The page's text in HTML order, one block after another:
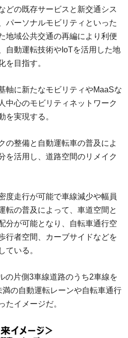
どの既存サービスと新交通シス
パーソナルモビリティといった
地域公共交通の再編により利便
自動運転技術やIoTを活用した地
を目指す。
軸に新たなモビリティやMaaSな
中心のモビリティネットワーク
を実現する。
整備と自動運転車の普及によ
を活用し、道路空間のリメイク
度走行が可能で車線減少や幅員
転の普及によって、車道空間と
分が可能となり、自転車通行空
行者空間、カーブサイドなどを
ている。
の片側3車線道路のうち2車線を
の自動運転レーンや自転車通行
たイメージだ。